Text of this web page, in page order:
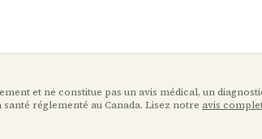
et ne constitue pas un avis médical, un
réglementé au Canada. Lisez notre avis